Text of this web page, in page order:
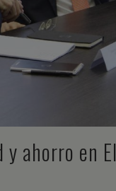
ahorro en El